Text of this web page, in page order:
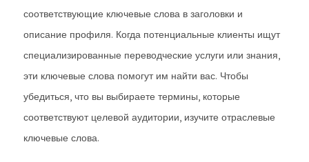
соответствующие ключевые слова в заголовки и
описание профиля. Когда потенциальные клиенты ищут
специализированные переводческие услуги или знания,
эти ключевые слова помогут им найти вас. Чтобы
убедиться, что вы выбираете термины, которые
соответствуют целевой аудитории, изучите отраслевые
ключевые слова.